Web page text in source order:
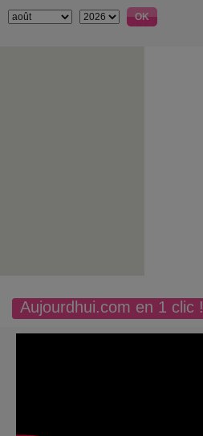
Aujourdhui.com en 1 clic !